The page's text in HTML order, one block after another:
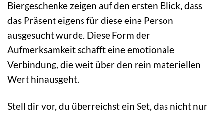
Biergeschenke zeigen auf den ersten Blick, dass
das Präsent eigens für diese eine Person
ausgesucht wurde. Diese Form der
Aufmerksamkeit schafft eine emotionale
Verbindung, die weit über den rein materiellen
Wert hinausgeht.
Stell dir vor, du überreichst ein Set, das nicht nur